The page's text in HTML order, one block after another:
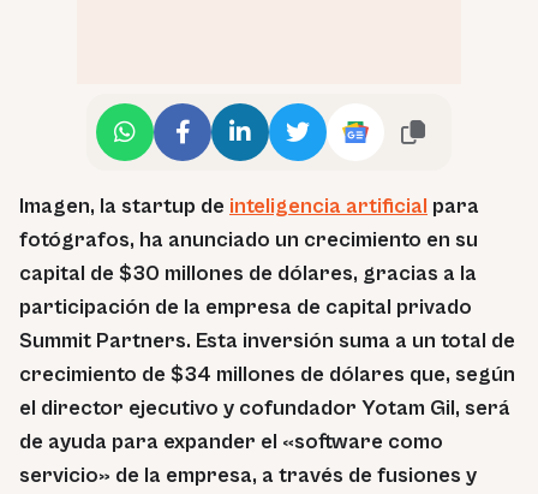
Imagen, la startup de inteligencia artificial para
fotógrafos, ha anunciado un crecimiento en su
capital de $30 millones de dólares, gracias a la
participación de la empresa de capital privado
Summit Partners. Esta inversión suma a un total de
crecimiento de $34 millones de dólares que, según
el director ejecutivo y cofundador Yotam Gil, será
de ayuda para expander el «software como
servicio» de la empresa, a través de fusiones y